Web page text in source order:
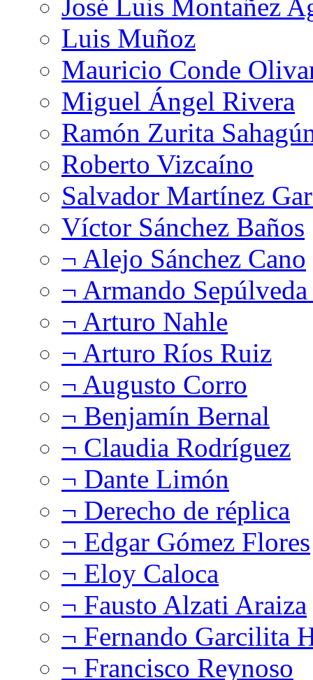
José Luis Montañez
Luis Muñoz
Mauricio Conde
Miguel Ángel Rivera
Ramón Zurita
Roberto Vizcaíno
Salvador Martínez
Víctor Sánchez Baños
¬ Alejo Sánchez Cano
¬ Armando
¬ Arturo Nahle
¬ Arturo Ríos Ruiz
¬ Augusto Corro
¬ Benjamín Bernal
¬ Claudia Rodríguez
¬ Dante Limón
¬ Derecho de réplica
¬ Edgar Gómez Flores
¬ Eloy Caloca
¬ Fausto Alzati Araiza
¬ Fernando Garcilita
¬ Francisco Reynoso